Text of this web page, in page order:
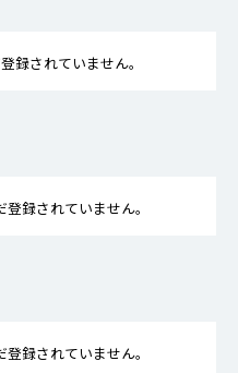
録されていません。
録されていません。
録されていません。